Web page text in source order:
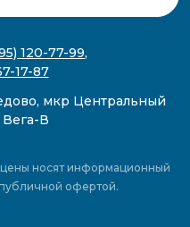
120-77-99,
17-87
мкр Центральный
В
носят информационный
офертой.